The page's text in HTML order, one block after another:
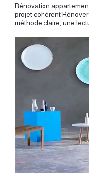
Rénovation appartement Lyon : les étapes pour construire un projet cohérent Rénover un appartement demande une méthode claire, une lecture attentive du lieu et une vision capable de relier l’usage, la lumière, les volumes et les matières. Un projet réussi commence bien avant le chantier. Il naît d’un regard posé sur l’existant, d’une écoute des besoins, d’une compréhension du bâti et d’une intention architecturale suffisamment forte pour guider toutes les décisions. À Lyon, cette approche prend une dimension particulière. Un appartement canut à la Croix-Rousse, un logement haussmannien aux Brotteaux, un appartement ancien en Presqu’île, un bien contemporain à Confluence ou un appartement familial dans le 6e arrondissement racontent des histoires différentes. Un maison familiale contemporain peut être repensée dans une logique globale, du plan aux matières. Chaque lieu possède ses contraintes, son potentiel, ses rythmes, ses qualités cachées. Les étapes d’un projet de rénovation permettent de transformer cette matière existante en intérieur cohérent, confortable et profondément adapté à ceux qui l’habitent. La première rencontre : comprendre le lieu et les attentes Le projet commence par un échange. Cette première étape permet de comprendre les envies, les habitudes de vie, les priorités, les contraintes et les intentions. Il peut s’agir d’agrandir une pièce de vie, de créer une chambre supplémentaire, d’ouvrir une cuisine, d’aménager un bureau, de repenser une salle de bains, d’intégrer plus de rangements ou de redonner une cohérence globale à l’appartement. Mais le projet dépasse toujours la simple liste de besoins. Il s’agit aussi de comprendre une manière d’habiter : recevoir souvent, cuisiner au quotidien, travailler chez soi, accueillir une famille, préserver des temps calmes, valoriser un bien, créer une atmosphère plus douce ou donner plus de caractère à un intérieur. Cette rencontre permet de poser les bases du projet. Elle donne une direction humaine avant de devenir une direction spatiale. La visite de l’appartement : lire l’existant La visite du lieu constitue une étape essentielle. Elle permet d’observer l’appartement dans sa réalité : lumière naturelle, volumes, hauteurs, vues, circulations, matériaux existants, état général, qualité des sols, emplacement des réseaux, murs porteurs, contraintes de copropriété, accès et potentiel de transformation. La lecture d’un appartement traversant permet de révéler lumière, circulation et potentiel de transformation. À Lyon, cette lecture du bâti est particulièrement importante. Un appartement ancien peut présenter des planchers bois, des murs épais, des cheminées, des moulures, des distributions en enfilade ou des réseaux techniques à reprendre. Un canut demande une attention particulière à la hauteur, aux mezzanines, à la lumière et aux charges. Un logement récent peut offrir une base plus simple, mais appeler un travail plus fort sur l’identité, les matières et le confort. Le lieu indique déjà une partie de la réponse. Il montre ce qui mérite d’être révélé, ce qui peut être transformé, ce qui doit guider le dessin du projet. Le relevé : donner une base juste à la conception Après la visite, le relevé permet de construire une base fiable. Dimensions, hauteurs, ouvertures, épaisseurs, niveaux, radiateurs, réseaux, points d’eau, tableaux électriques, éléments existants et contraintes visibles sont relevés avec précision. Cette étape peut sembler technique, mais elle influence directement la qualité de la conception. Un plan juste permet de dessiner avec finesse. Il donne les proportions réelles, les marges possibles, les alignements, les circulations et les volumes disponibles. Dans un appartement ancien, quelques centimètres peuvent changer beaucoup de choses. Une porte déplacée, une cuisine intégrée, un dressing, une bibliothèque, une